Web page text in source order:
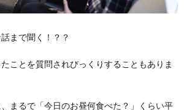
まで聞く！？？
ことを質問されびっくりすることもありま
まるで「今日のお昼何食べた？」くらい平